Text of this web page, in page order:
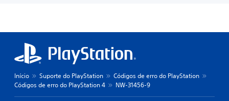
Início Suporte do PlayStation
Códigos de erro do PlayStation
Códigos de erro do PlayStation 4
NW-31456-9